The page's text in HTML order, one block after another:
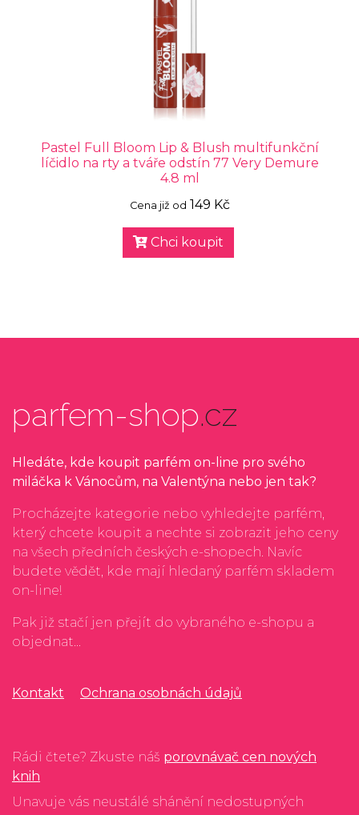
Pastel Full Bloom Lip & Blush multifunkční
líčidlo na rty a tváře odstín 77 Very Demure
4.8 ml
Cena již od 149 Kč
Chci koupit
parfem-shop.cz
Hledáte, kde koupit parfém on-line pro svého
miláčka k Vánocům, na Valentýna nebo jen tak?
Procházejte kategorie nebo vyhledejte parfém,
který chcete koupit a nechte si zobrazit jeho ceny
na všech předních českých e-shopech. Navíc
budete vědět, kde mají hledaný parfém skladem
on-line!
Pak již stačí jen přejít do vybraného e-shopu a
objednat...
Kontakt Ochrana osobnách údajů
Rádi čtete? Zkuste náš porovnávač cen nových
knih
Unavuje vás neustálé shánění nedostupných